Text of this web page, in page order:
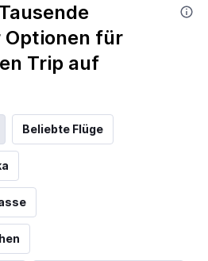
für
Trip auf
Beliebte Flüge